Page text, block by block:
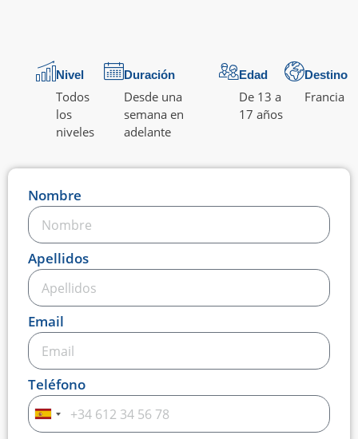
Nivel
Todos
los
niveles
Duración
Desde una
semana en
adelante
Edad
De 13 a
17 años
Destino
Francia
Nombre
Apellidos
Email
Teléfono
Spain